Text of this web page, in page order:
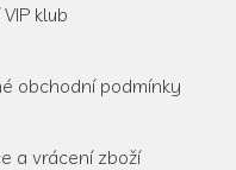
klub
obchodní podmínky
a vrácení zboží